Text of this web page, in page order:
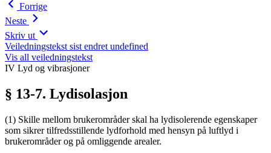
Forrige
Neste
Skriv ut
Veiledningstekst sist endret undefined
Vis all veiledningstekst
IV Lyd og vibrasjoner
§ 13-7. Lydisolasjon
(1) Skille mellom brukerområder skal ha lydisolerende egenskaper
som sikrer tilfredsstillende lydforhold med hensyn på luftlyd i
brukerområder og på omliggende arealer.